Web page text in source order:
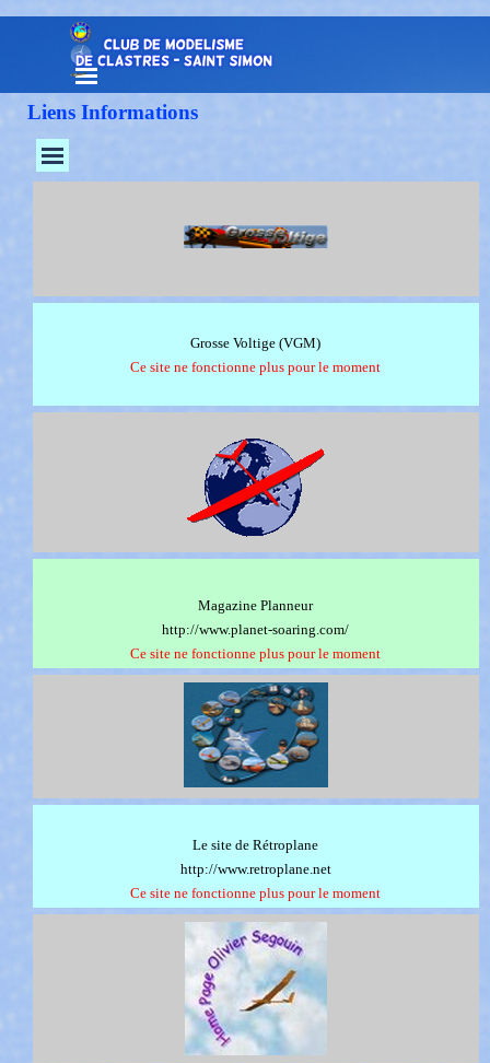
Sauter le menu
Liens Informations
Sauter le menu
Grosse Voltige (VGM)
Ce site ne fonctionne plus pour le moment
Magazine Planneur
http://www.planet-soaring.com/
Ce site ne fonctionne plus pour le moment
Le site de Rétroplane
http://www.retroplane.net
Ce site ne fonctionne plus pour le moment